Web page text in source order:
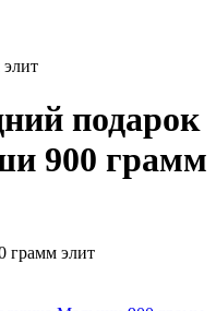
подарок
900 грамм
элит